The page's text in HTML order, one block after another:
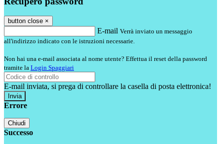
button close ×
E-mail Verrà inviato un messaggio
all'indirizzo indicato con le istruzioni necessarie.
Non hai una e-mail associata al nome utente? Effettua il reset della password
tramite la Login Spaggiari
E-mail inviata, si prega di controllare la casella di posta elettronica!
Errore
Chiudi
Successo